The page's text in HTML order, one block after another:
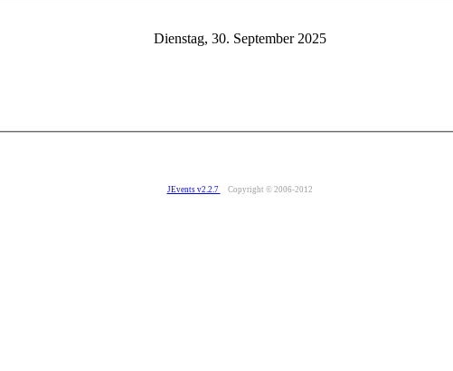
Dienstag, 30. September 2025
JEvents v2.2.7 Copyright © 2006-2012